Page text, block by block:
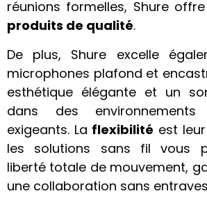
réunions formelles, Shure
produits de qualité.
De plus, Shure excelle
microphones plafond et
esthétique élégante et un
dans des environnements
exigeants. La flexibilité est
les solutions sans fil vous
liberté totale de mouvement,
une collaboration sans